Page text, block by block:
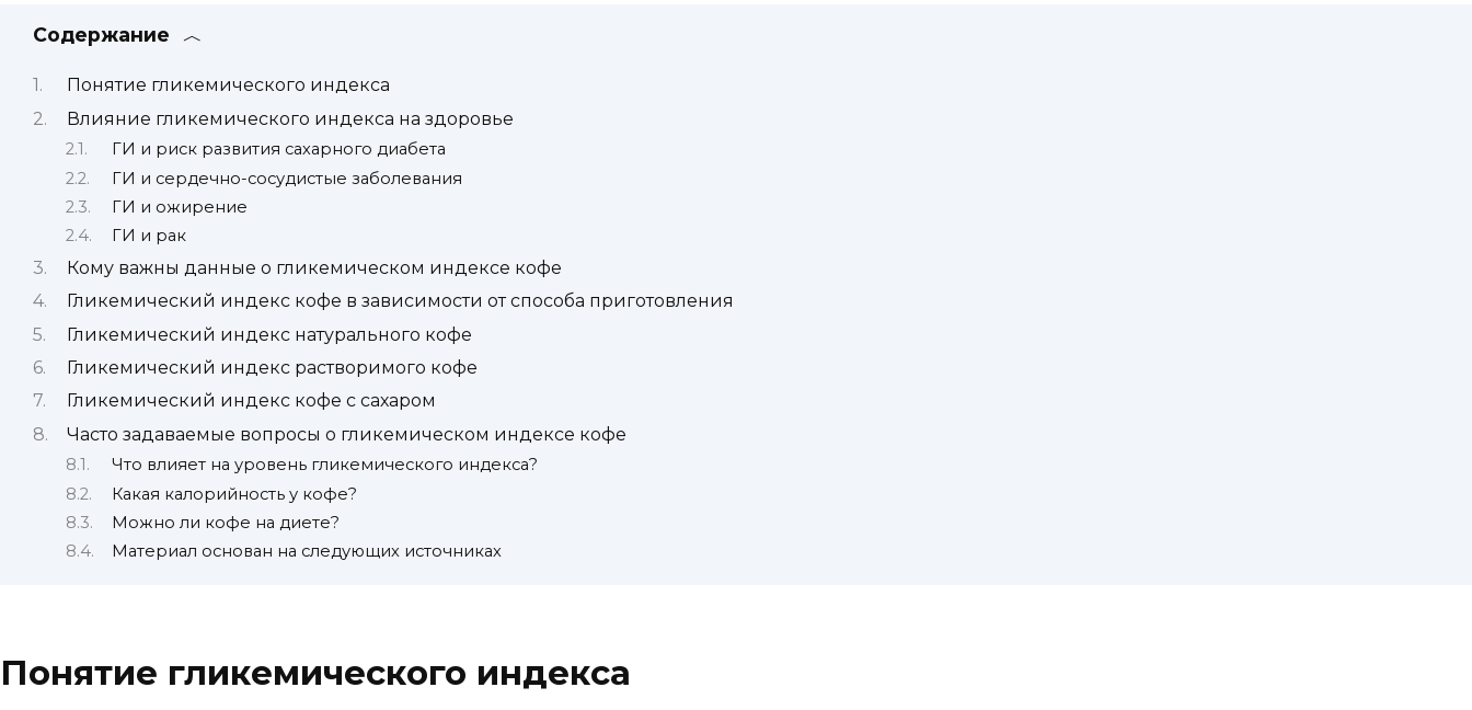
Содержание
Понятие гликемического индекса
Влияние гликемического индекса на здоровье
ГИ и риск развития сахарного диабета
ГИ и сердечно-сосудистые заболевания
ГИ и ожирение
ГИ и рак
Кому важны данные о гликемическом индексе кофе
Гликемический индекс кофе в зависимости от способа приготовления
Гликемический индекс натурального кофе
Гликемический индекс растворимого кофе
Гликемический индекс кофе с сахаром
Часто задаваемые вопросы о гликемическом индексе кофе
Что влияет на уровень гликемического индекса?
Какая калорийность у кофе?
Можно ли кофе на диете?
Материал основан на следующих источниках
Понятие гликемического индекса